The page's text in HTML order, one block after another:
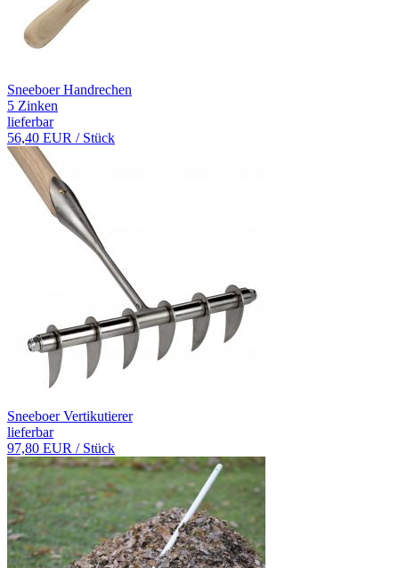
Sneeboer Handrechen
5 Zinken
lieferbar
56,40 EUR / Stück
Sneeboer Vertikutierer
lieferbar
97,80 EUR / Stück